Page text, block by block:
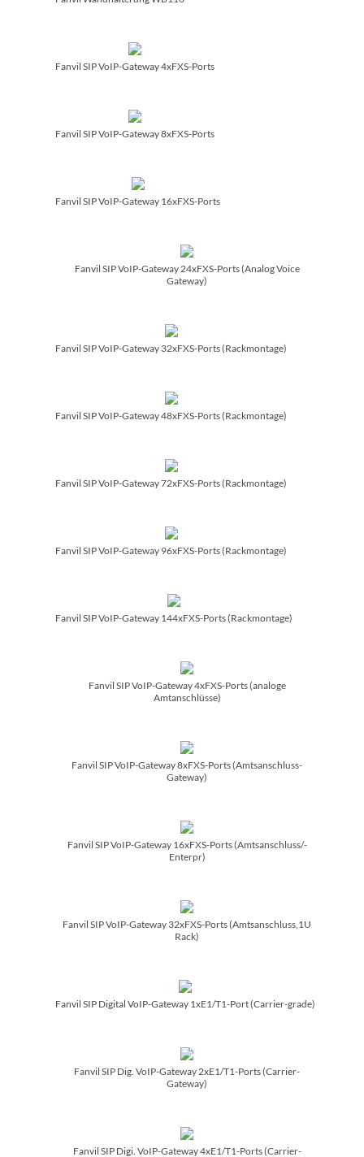
Fanvil SIP VoIP-Gateway 4xFXS-Ports
Fanvil SIP VoIP-Gateway 8xFXS-Ports
Fanvil SIP VoIP-Gateway 16xFXS-Ports
Fanvil SIP VoIP-Gateway 24xFXS-Ports (Analog Voice
Gateway)
Fanvil SIP VoIP-Gateway 32xFXS-Ports (Rackmontage)
Fanvil SIP VoIP-Gateway 48xFXS-Ports (Rackmontage)
Fanvil SIP VoIP-Gateway 72xFXS-Ports (Rackmontage)
Fanvil SIP VoIP-Gateway 96xFXS-Ports (Rackmontage)
Fanvil SIP VoIP-Gateway 144xFXS-Ports (Rackmontage)
Fanvil SIP VoIP-Gateway 4xFXS-Ports (analoge
Amtanschlüsse)
Fanvil SIP VoIP-Gateway 8xFXS-Ports (Amtsanschluss-
Gateway)
Fanvil SIP VoIP-Gateway 16xFXS-Ports (Amtsanschluss/­
Enterpr)
Fanvil SIP VoIP-Gateway 32xFXS-Ports (Amtsanschluss,1U
Rack)
Fanvil SIP Digital VoIP-Gateway 1xE1/­T1-Port (Carrier-grade)
Fanvil SIP Dig. VoIP-Gateway 2xE1/­T1-Ports (Carrier-
Gateway)
Fanvil SIP Digi. VoIP-Gateway 4xE1/­T1-Ports (Carrier-